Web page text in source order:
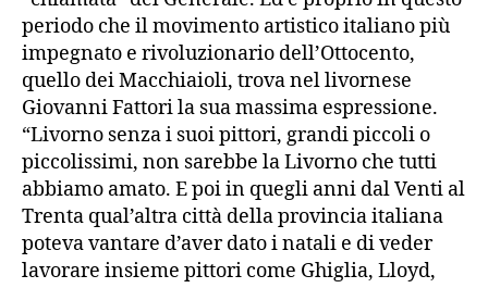
periodo che il movimento artistico italiano più
impegnato e rivoluzionario dell’Ottocento,
quello dei Macchiaioli, trova nel livornese
Giovanni Fattori la sua massima espressione.
“Livorno senza i suoi pittori, grandi piccoli o
piccolissimi, non sarebbe la Livorno che tutti
abbiamo amato. E poi in quegli anni dal Venti al
Trenta qual’altra città della provincia italiana
poteva vantare d’aver dato i natali e di veder
lavorare insieme pittori come Ghiglia, Lloyd,